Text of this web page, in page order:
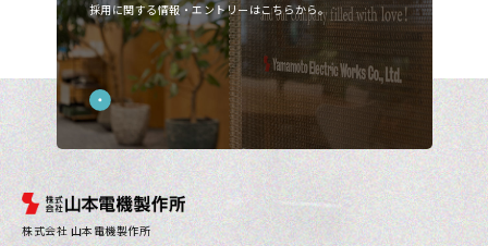
お問い合わせ
プライバシーポリシー
採用に関する情報・エントリーはこちらから。
株式会社 山本電機製作所